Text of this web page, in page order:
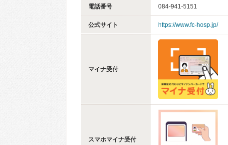
電話番号 084-941-5151
公式サイト https://www.fc-hosp.jp/
マイナ受付
スマホマイナ受付